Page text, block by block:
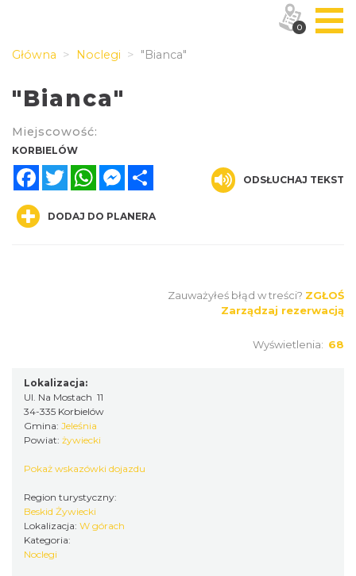
Główna Noclegi "Bianca"
"Bianca"
Miejscowość:
KORBIELÓW
FacebookTwitterWhatsAppMessenger
ODSŁUCHAJ TEKST
DODAJ DO PLANERA
Zauważyłeś błąd w treści? ZGŁOŚ
Zarządzaj rezerwacją
Wyświetlenia: 68
Lokalizacja:
Ul. Na Mostach 11
34-335 Korbielów
Gmina: Jeleśnia
Powiat: żywiecki
Pokaż wskazówki dojazdu
Region turystyczny:
Beskid Żywiecki
Lokalizacja: W górach
Kategoria:
Noclegi
0